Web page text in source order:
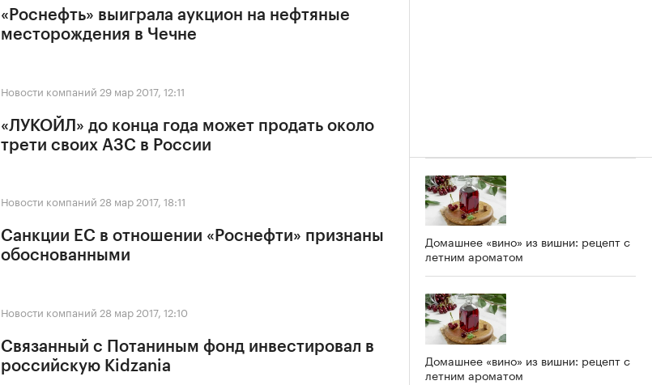
«Роснефть» выиграла аукцион на нефтяные
месторождения в Чечне
Новости компаний 29 мар 2017, 12:11
«ЛУКОЙЛ» до конца года может продать около
трети своих АЗС в России
Новости компаний 28 мар 2017, 18:11
Санкции ЕС в отношении «Роснефти» признаны
обоснованными
Новости компаний 28 мар 2017, 12:10
Связанный с Потаниным фонд инвестировал в
российскую Kidzania
Домашнее «вино» из вишни: рецепт с
летним ароматом
Домашнее «вино» из вишни: рецепт с
летним ароматом